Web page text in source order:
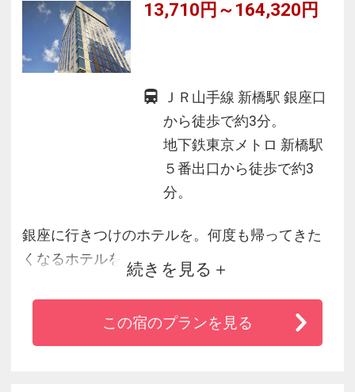
13,710円～164,320円
ＪＲ山手線 新橋駅 銀座口
から徒歩で約3分。
地下鉄東京メトロ 新橋駅
５番出口から徒歩で約3
分。
銀座に行きつけのホテルを。何度も帰ってきた
くなるホテルを。
日常との距離を置き、自分らしいひと時を心ゆ
くまで堪能できる場所。
銀座を愉しむ大人たちが、自然と心を許せる居
続きを見る
この宿のプランを見る